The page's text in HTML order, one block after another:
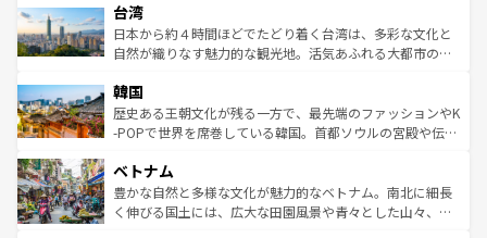
ならではの贅沢な旅のスタイルだ。 なお、新着のアメリカ
情報はコンテンツ一覧を参照してほしい。
れるおもてなしの心で訪れる人々を迎えてくれるハワイの
人々、おいしいローカルフードやハワイアンミュージッ
ク、伝統的なフラダンスなど、すべてがハワイの魅力を彩
ワイを、存分に味わってほしい。 なお、新着のハワイ情報
はコンテンツ一覧を参照してほしい。
リアリーフや大陸中央部にそびえるウルル（エアーズロッ
ク）、タスマニアの美しい原生林やケアンズの熱帯雨林な
ど、見どころがたくさん。また、カフェやワイン、オージ
いる。アクティビティも充実しており、サーフィンやダイ
ビング、ハイキングなど、アウトドア好きにはたまらな
い。オーストラリアの多彩な魅力を存分に味わいつくそ
参照してほしい。
台湾
日本から約４時間ほどでたどり着く台湾は、多彩な文化と
自然が織りなす魅力的な観光地。活気あふれる大都市の台
ン）、静ひつな山岳地帯である台湾東部など、都市の喧騒
と山間の静けさが共存しており、訪れる人に新しい発見と
驚きをもたらしてくれる。また、奥深い台湾の食文化も魅
容にもいいと評判のスイーツなど、バラエティ豊かな料理
が味わえる。 なお、新着の台湾情報は コンテンツ一覧を参
照してほしい。
韓国
歴史ある王朝文化が残る一方で、最先端のファッションやK
-POPで世界を席巻している韓国。首都ソウルの宮殿や伝統
き、地方に足を延ばせば四季折々の自然美を楽しむことが
できる。そして、キムチや焼肉、絶品のストリートフード
まで、さまざまな韓国料理が待っている。夜には、韓国な
ベトナム
豊かな自然と多様な文化が魅力的なベトナム。南北に細長
く伸びる国土には、広大な田園風景や青々とした山々、世